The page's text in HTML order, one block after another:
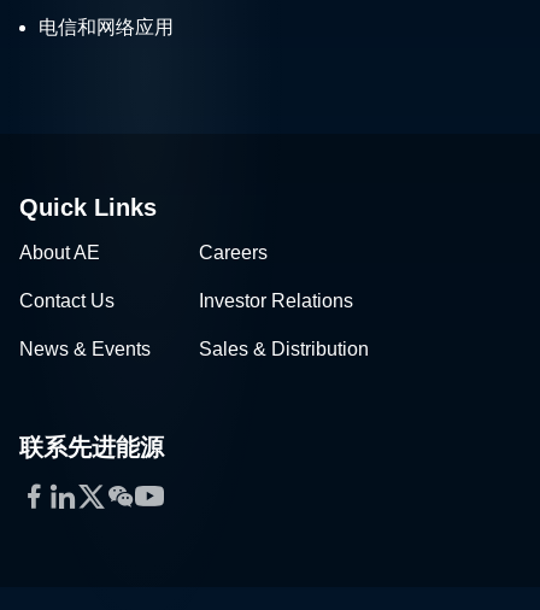
电信和网络应用
Quick Links
About AE Careers
Contact Us Investor Relations
News & Events Sales & Distribution
联系先进能源
Facebook
LinkedIn
Twitter
WeChat
YouTube